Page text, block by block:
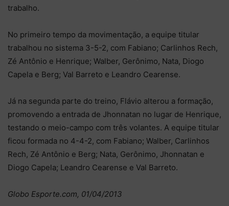
trabalho.
No primeiro tempo da movimentação, a equipe titular
trabalhou no sistema 3-5-2, com Fabiano; Carlinhos Rech,
Zé Antônio e Henrique; Walber, Gerônimo, Nata, Diogo
Capela e Berg; Val Barreto e Leandro Cearense.
Já na segunda parte do treino, Flávio alterou a formação,
promovendo a entrada de Jhonnatan no lugar de Henrique,
testando o meio-campo com três volantes. A equipe titular
ficou formada no 4-4-2, com Fabiano; Walber, Carlinhos
Rech, Zé Antônio e Berg; Nata, Gerônimo, Jhonnatan e
Diogo Capela; Leandro Cearense e Val Barreto.
Globo Esporte.com, 01/04/2013